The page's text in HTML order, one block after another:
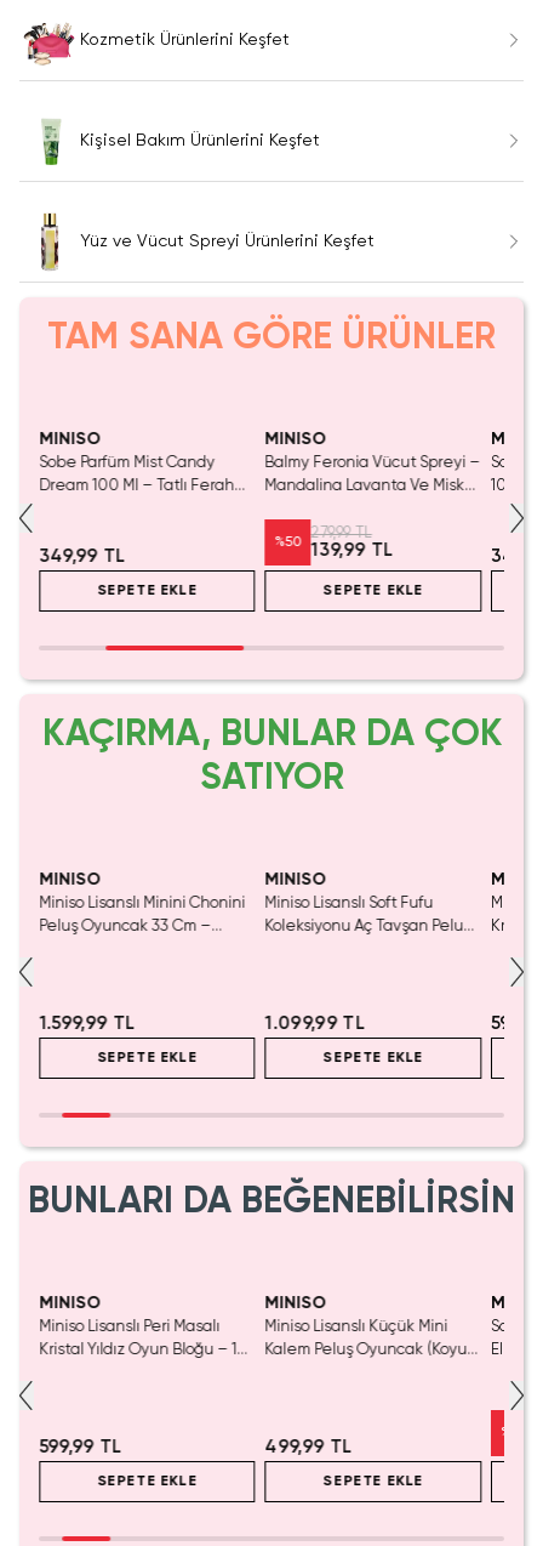
Kozmetik Ürünlerini Keşfet
Kişisel Bakım Ürünlerini Keşfet
Yüz ve Vücut Spreyi Ürünlerini Keşfet
TAM SANA GÖRE ÜRÜNLER
MINISO
Sobe Parfüm Mist Candy
Dream 100 Ml – Tatlı Ferah
349,99 TL
SEPETE EKLE
MINISO
Balmy Feronia Vücut Spreyi –
Mandalina Lavanta Ve Misk
%50
279,99 TL
139,99 TL
SEPETE EKLE
Sobe
100 Ml
Vücut
KAÇIRMA, BUNLAR DA ÇOK
SATIYOR
MINISO
Miniso Lisanslı Minini Chonini
Peluş Oyuncak 33 Cm –
1.599,99 TL
SEPETE EKLE
MINISO
Miniso Lisanslı Soft Fufu
Koleksiyonu Aç Tavşan Peluş
1.099,99 TL
SEPETE EKLE
Miniso
Kristal
BUNLARI DA BEĞENEBİLİRSİN
MINISO
Miniso Lisanslı Peri Masalı
Kristal Yıldız Oyun Bloğu – 14
599,99 TL
SEPETE EKLE
MINISO
Miniso Lisanslı Küçük Mini
Kalem Peluş Oyuncak (Koyu
499,99 TL
SEPETE EKLE
Sanrio
Elma
%